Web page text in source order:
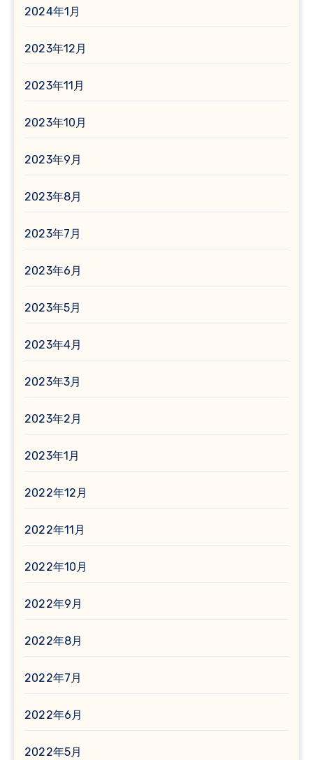
2024年1月
2023年12月
2023年11月
2023年10月
2023年9月
2023年8月
2023年7月
2023年6月
2023年5月
2023年4月
2023年3月
2023年2月
2023年1月
2022年12月
2022年11月
2022年10月
2022年9月
2022年8月
2022年7月
2022年6月
2022年5月